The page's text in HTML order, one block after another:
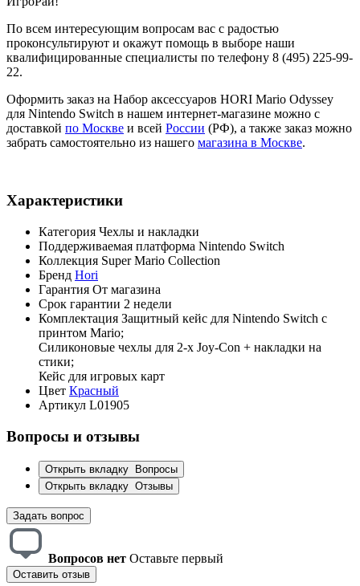
По всем интересующим вопросам вас с радостью
проконсультируют и окажут помощь в выборе наши
квалифицированные специалисты по телефону 8 (495) 225-99-
22.
Оформить заказ на Набор аксессуаров HORI Mario Odyssey
для Nintendo Switch в нашем интернет-магазине можно с
доставкой по Москве и всей России (РФ), а также заказ можно
забрать самостоятельно из нашего магазина в Москве.
Характеристики
Категория Чехлы и накладки
Поддерживаемая платформа Nintendo Switch
Коллекция Super Mario Collection
Бренд Hori
Гарантия От магазина
Срок гарантии 2 недели
Комплектация Защитный кейс для Nintendo Switch с
принтом Mario;
Силиконовые чехлы для 2-х Joy-Con + накладки на
стики;
Кейс для игровых карт
Цвет Красный
Артикул L01905
Вопросы и отзывы
Открыть вкладку Вопросы
Открыть вкладку Отзывы
Задать вопрос
Вопросов нет Оставьте первый
Оставить отзыв